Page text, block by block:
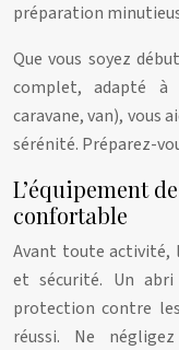
préparation
Que vous soyez
complet, adapté
caravane, van), vous
sérénité. Préparez-
L’équipement
confortable
Avant toute activité,
et sécurité. Un
protection contre
réussi. Ne